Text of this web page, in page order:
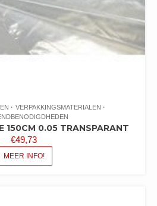
VERPAKKINGSMATERIALEN
150CM 0.05 TRANSPARANT
€49,73
MEER INFO!